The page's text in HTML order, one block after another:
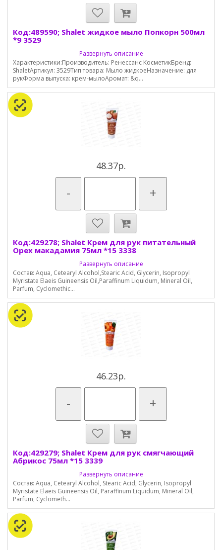
Код:489590; Shalet жидкое мыло Попкорн 500мл
*9 3529
Развернуть описание
Характеристики:Производитель: Ренессанс КосметикБренд:
ShaletАртикул: 3529Тип товара: Мыло жидкоеНазначение: для
рукФорма выпуска: крем-мылоАромат: &q...
48.37р.
- +
Код:429278; Shalet Крем для рук питательный
Орех макадамия 75мл *15 3338
Развернуть описание
Состав: Aqua, Cetearyl Alcohol,Stearic Acid, Glycerin, Isopropyl
Myristate Elaeis Guineensis Oil,Paraffinum Liquidum, Mineral Oil,
Parfum, Сyclomethic...
46.23р.
- +
Код:429279; Shalet Крем для рук смягчающий
Абрикос 75мл *15 3339
Развернуть описание
Состав: Aqua, Cetearyl Alcohol, Stearic Acid, Glycerin, Isopropyl
Myristate Elaeis Guineensis Oil, Paraffinum Liquidum, Mineral Oil,
Parfum, Сyclometh...